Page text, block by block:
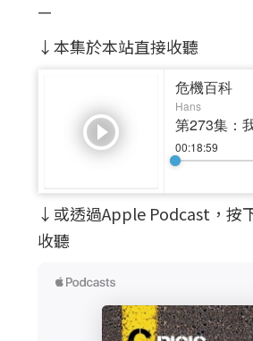
—
↓本集於本站直接收聽
↓或透過Apple Podcast，按
收聽